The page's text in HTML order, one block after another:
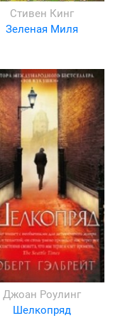
Стивен Кинг
Зеленая Миля
Джоан Роулинг
Шелкопряд